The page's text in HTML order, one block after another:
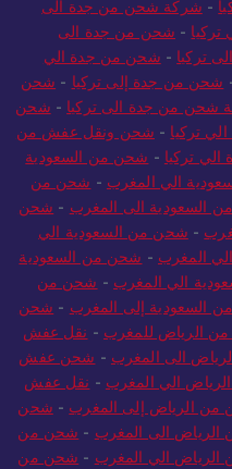
- شركة شحن من جدة الى
- شحن من جدة الى
تركيا - شحن من جدة الي
شحن من جدة إلى تركيا - شحن
شحن من جدة الى تركيا - شحن
تركيا - شحن ونقل عفش من
تركيا - شحن من السعودية
الي المغرب - شحن من
السعودية الى المغرب - شحن
- شحن من السعودية الي
المغرب - شحن من السعودية
الي المغرب - شحن من
السعودية إلى المغرب - شحن
الرياض للمغرب - نقل عفش
الى المغرب - شحن عفش
الي المغرب - نقل عفش
الرياض إلى المغرب - شحن
الى المغرب - شحن من
الي المغرب - شحن من